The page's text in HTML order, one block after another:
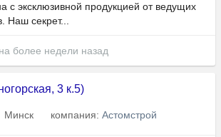
с эксклюзивной продукцией от ведущих
Наш секрет...
более недели назад
3 к.5)
Минск компания: Астомстрой